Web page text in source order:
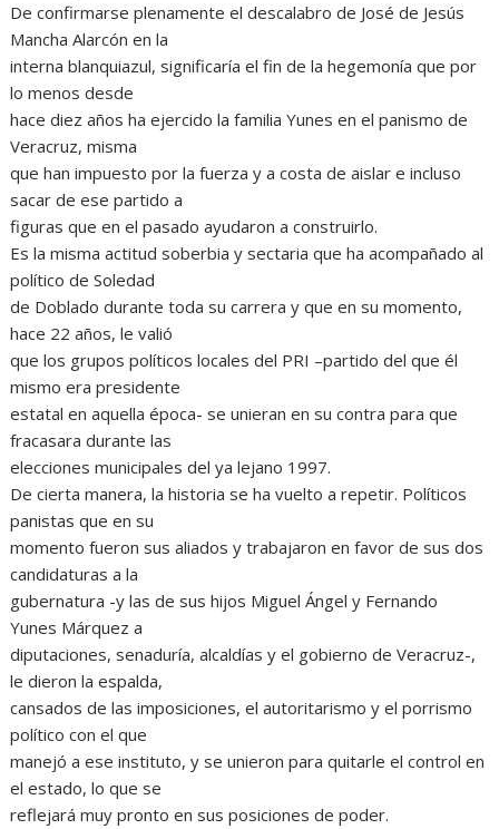
De confirmarse plenamente el descalabro de José de Jesús
Mancha Alarcón en la
interna blanquiazul, significaría el fin de la hegemonía que por
lo menos desde
hace diez años ha ejercido la familia Yunes en el panismo de
Veracruz, misma
que han impuesto por la fuerza y a costa de aislar e incluso
sacar de ese partido a
figuras que en el pasado ayudaron a construirlo.
Es la misma actitud soberbia y sectaria que ha acompañado al
político de Soledad
de Doblado durante toda su carrera y que en su momento,
hace 22 años, le valió
que los grupos políticos locales del PRI –partido del que él
mismo era presidente
estatal en aquella época- se unieran en su contra para que
fracasara durante las
elecciones municipales del ya lejano 1997.
De cierta manera, la historia se ha vuelto a repetir. Políticos
panistas que en su
momento fueron sus aliados y trabajaron en favor de sus dos
candidaturas a la
gubernatura -y las de sus hijos Miguel Ángel y Fernando
Yunes Márquez a
diputaciones, senaduría, alcaldías y el gobierno de Veracruz-,
le dieron la espalda,
cansados de las imposiciones, el autoritarismo y el porrismo
político con el que
manejó a ese instituto, y se unieron para quitarle el control en
el estado, lo que se
reflejará muy pronto en sus posiciones de poder.